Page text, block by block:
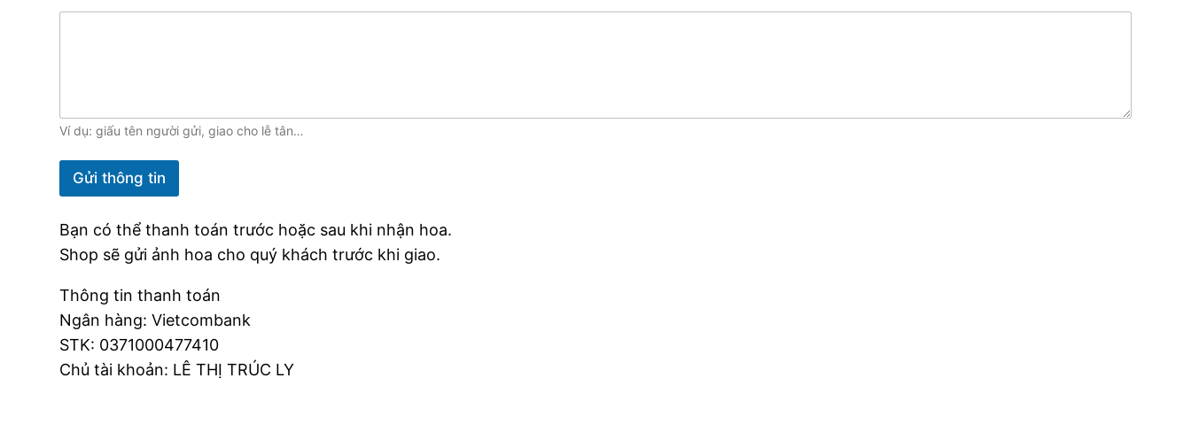
Ví dụ: giấu tên người gửi, giao cho lễ tân…
Gửi thông tin
Bạn có thể thanh toán trước hoặc sau khi nhận hoa.
Shop sẽ gửi ảnh hoa cho quý khách trước khi giao.
Thông tin thanh toán
Ngân hàng: Vietcombank
STK: 0371000477410
Chủ tài khoản: LÊ THỊ TRÚC LY